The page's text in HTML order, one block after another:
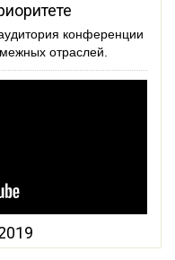
конференции
отраслей.